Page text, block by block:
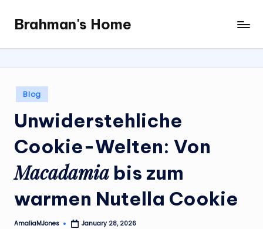
content
Brahman's Home
Spiritual
and
it
all
Posted
in
Blog
Unwiderstehliche
Cookie-Welten: Von
Macadamia bis zum
warmen Nutella Cookie
Posted
AmaliaMJones January 28, 2026